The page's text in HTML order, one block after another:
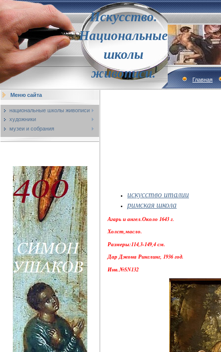
Искусство.
Национальные
школы
живописи.
Главная
Меню сайта
национальные школы живописи
художники
музеи и собрания
искусство италии
римская школа
Агарь и ангел.Около 1643 г.
Холст,масло.
Размеры:114,3-149,4 см.
Дар Джона Ринглинг, 1936 год.
Инв.№SN132